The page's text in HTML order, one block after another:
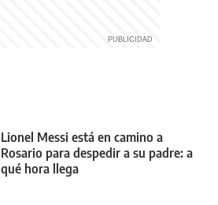
Lionel Messi está en camino a
Rosario para despedir a su padre: a
qué hora llega